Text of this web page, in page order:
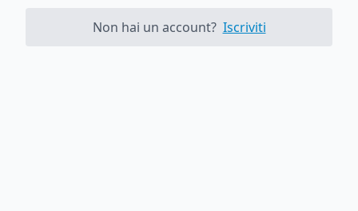
Non hai un account? Iscriviti